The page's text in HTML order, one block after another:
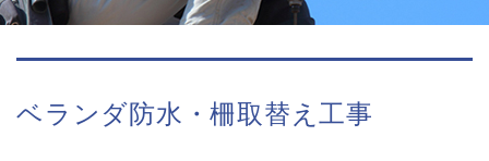
ベランダ防水・柵取替え工事